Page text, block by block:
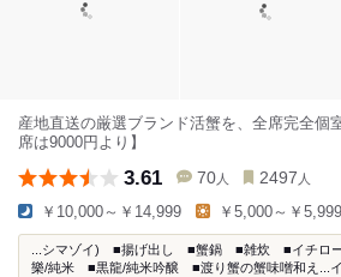
産地直送の厳選ブランド活蟹を、全席完全個
席は9000円より】
3.61 70 人 2497 人
￥10,000～￥14,999 ￥5,000～￥5,999
...シマゾイ) ■揚げ出し ■蟹鍋 ■雑炊 ■イチロ
樂/純米 ■黒龍/純米吟醸 ■渡り蟹の蟹味噌和え...